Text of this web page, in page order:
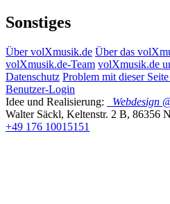
Sonstiges
Über volXmusik.de Über das
volXmusik.de-Team volXmusik.de
Datenschutz Problem mit dieser
Benutzer-Login
Idee und Realisierung:
Webdesign
Walter Säckl, Keltenstr. 2 B, 86356
+49 176 10015151